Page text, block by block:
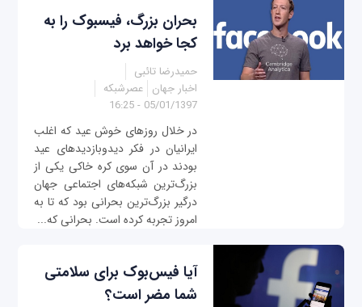
بحران بزرگ، فیسبوک را به
کجا خواهد برد
حمیدرضا تائبی
اخبار جهان عصرشبکه
05/01/1397 - 16:25
در خلال روزهای خوش عید که اغلب
ایرانیان در فکر دیدوبازدیدهای عید
بودند در آن سوی کره خاکی یکی از
بزرگ‌ترین شبکه‌های اجتماعی جهان
درگیر بزرگ‌ترین بحرانی بود که تا به
امروز تجربه کرده است. بحرانی که...
آیا فیس‌بوک برای سلامتی
شما مضر است؟